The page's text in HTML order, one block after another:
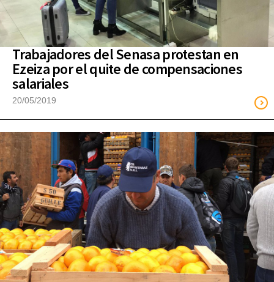
Trabajadores del Senasa protestan en
Ezeiza por el quite de compensaciones
salariales
20/05/2019